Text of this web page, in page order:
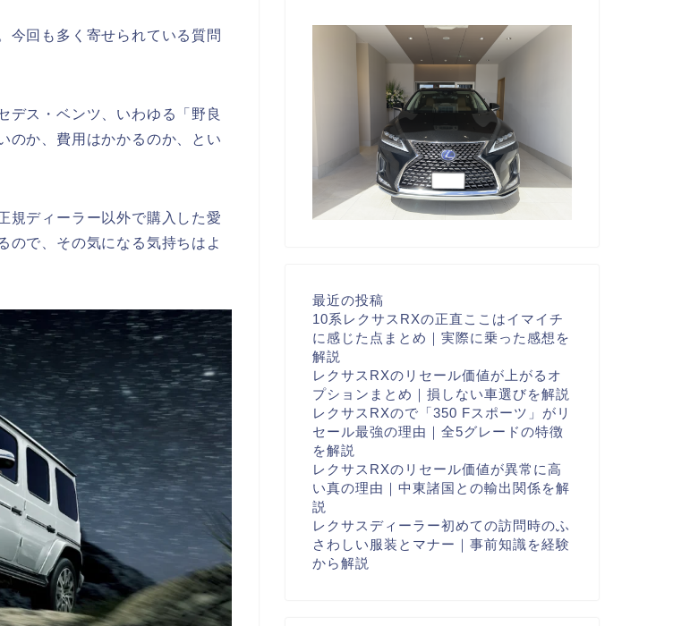
今回も多く寄せられている質問
デス・ベンツ、いわゆる「野良
のか、費用はかかるのか、とい
規ディーラー以外で購入した愛
ので、その気になる気持ちはよ
最近の投稿
10系レクサスRXの正直ここはイマイチ
に感じた点まとめ｜実際に乗った感想を
解説
レクサスRXのリセール価値が上がるオ
プションまとめ｜損しない車選びを解説
レクサスRXので「350 Fスポーツ」がリ
セール最強の理由｜全5グレードの特徴
を解説
レクサスRXのリセール価値が異常に高
い真の理由｜中東諸国との輸出関係を解
説
レクサスディーラー初めての訪問時のふ
さわしい服装とマナー｜事前知識を経験
から解説